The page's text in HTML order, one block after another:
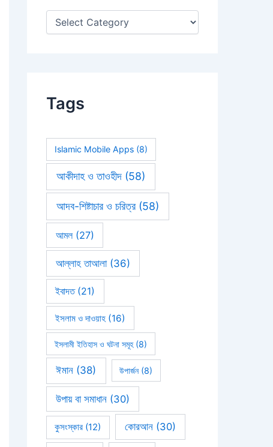
:
Tags
Islamic Mobile Apps(8)
আকীদাহ ও তাওহীদ(58)
আদব-শিষ্টাচার ও চরিত্র(58)
আমল(27)
আল্লাহ তাআলা(36)
ইবাদত(21)
ইসলাম ও দাওয়াহ(16)
ইসলামী ইতিহাস ও ঘটনা সমূহ(8)
ঈমান (38) উপার্জন(8)
উপায় বা সমাধান(30)
কুসংস্কার (12) কোরআন(30)